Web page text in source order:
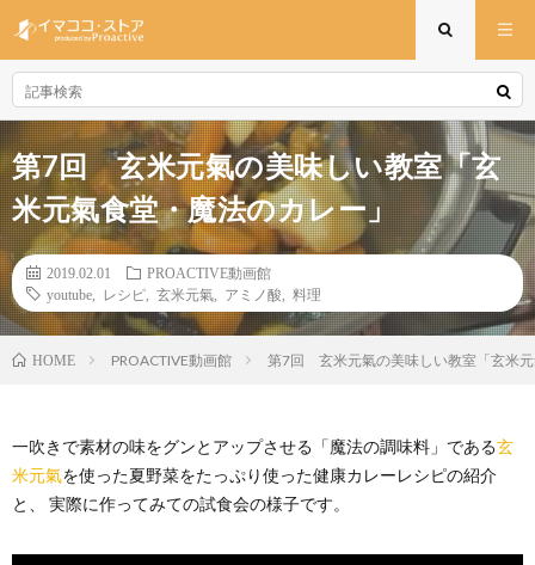
第7回 玄米元氣の美味しい教室「玄
米元氣食堂・魔法のカレー」
2019.02.01
PROACTIVE動画館
youtube
レシピ 玄米元氣 アミノ酸 料理
HOME PROACTIVE動画館 第7回 玄米元氣の美味しい教室「玄米
一吹きで素材の味をグンとアップさせる「魔法の調味料」である玄
米元氣を使った夏野菜をたっぷり使った健康カレーレシピの紹介
と、 実際に作ってみての試食会の様子です。